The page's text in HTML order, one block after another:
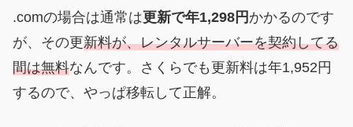
.comの場合は通常は更新で年1,298円 かかるのです
が、その更新料が、レンタルサーバーを契約してる
間は無料なんです。さくらでも更新料は年1,952 円
するので、やっぱ移転して正解。